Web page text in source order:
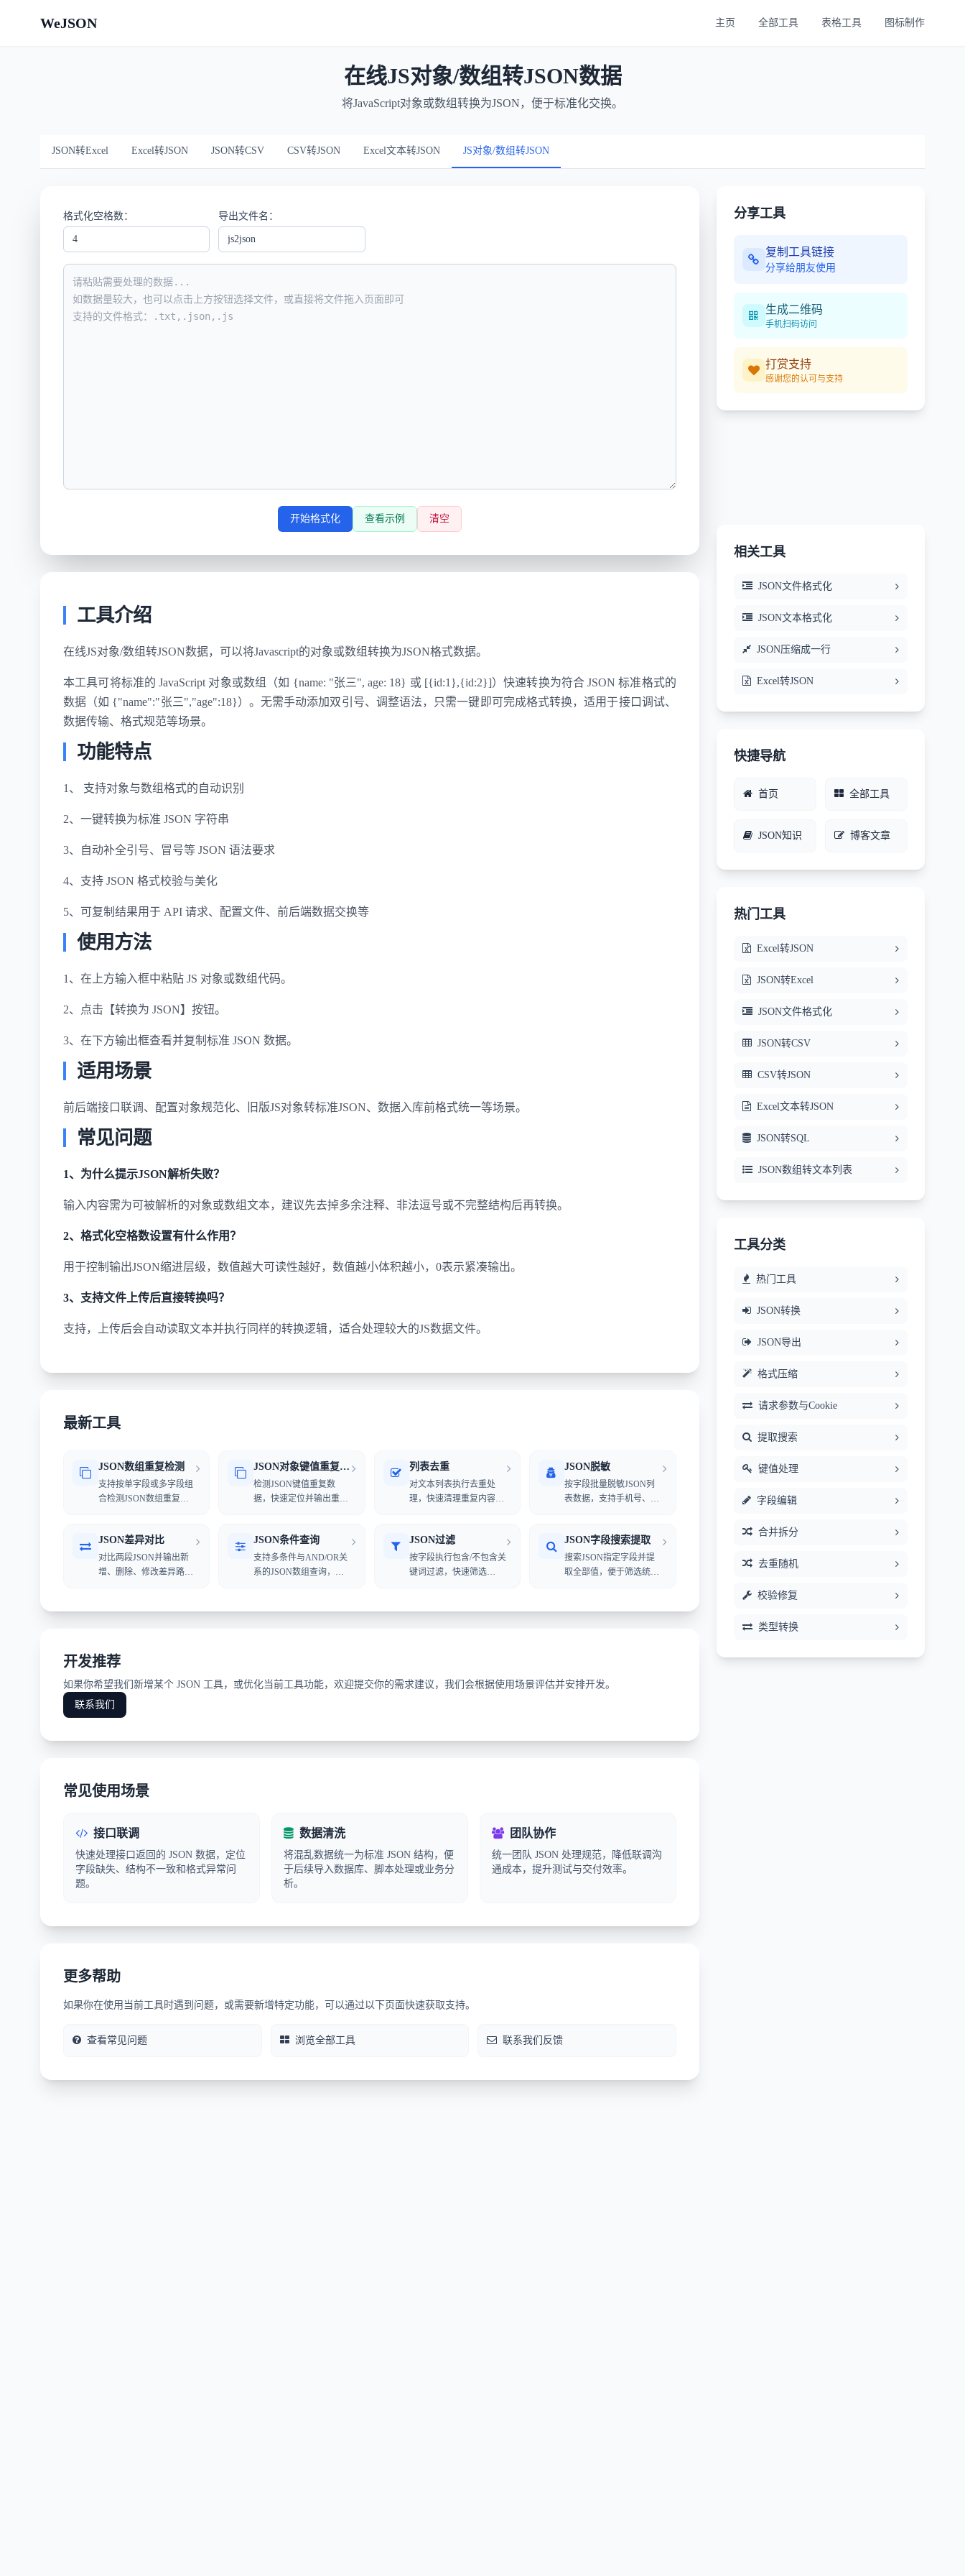
WeJSON 主页 全部工具 表格工具 图标制作
在线JS对象/数组转JSON数据
将JavaScript对象或数组转换为JSON，便于标准化交换。
JSON转Excel Excel转JSON JSON转CSV CSV转JSON Excel文本转JSON JS对象/数组转JSON
格式化空格数： 导出文件名：
开始格式化 查看示例 清空
工具介绍
在线JS对象/数组转JSON数据，可以将Javascript的对象或数组转换为JSON格式数据。
本工具可将标准的 JavaScript 对象或数组（如 {name: "张三", age: 18} 或 [{id:1},{id:2}]）快速转换为符合 JSON 标准格式的
数据（如 {"name":"张三","age":18}）。无需手动添加双引号、调整语法，只需一键即可完成格式转换，适用于接口调试、
数据传输、格式规范等场景。
功能特点
1、 支持对象与数组格式的自动识别
2、一键转换为标准 JSON 字符串
3、自动补全引号、冒号等 JSON 语法要求
4、支持 JSON 格式校验与美化
5、可复制结果用于 API 请求、配置文件、前后端数据交换等
使用方法
1、在上方输入框中粘贴 JS 对象或数组代码。
2、点击【转换为 JSON】按钮。
3、在下方输出框查看并复制标准 JSON 数据。
适用场景
前后端接口联调、配置对象规范化、旧版JS对象转标准JSON、数据入库前格式统一等场景。
常见问题
1、为什么提示JSON解析失败？
输入内容需为可被解析的对象或数组文本，建议先去掉多余注释、非法逗号或不完整结构后再转换。
2、格式化空格数设置有什么作用？
用于控制输出JSON缩进层级，数值越大可读性越好，数值越小体积越小，0表示紧凑输出。
3、支持文件上传后直接转换吗？
支持，上传后会自动读取文本并执行同样的转换逻辑，适合处理较大的JS数据文件。
最新工具
JSON数组重复检测
支持按单字段或多字段组
合检测JSON数组重复数
JSON对象键值重复检测
检测JSON键值重复数
据，快速定位并输出重复
列表去重
对文本列表执行去重处
理，快速清理重复内容并
JSON脱敏
按字段批量脱敏JSON列
表数据，支持手机号、邮
JSON差异对比
对比两段JSON并输出新
增、删除、修改差异路径
JSON条件查询
支持多条件与AND/OR关
系的JSON数组查询，快
JSON过滤
按字段执行包含/不包含关
键词过滤，快速筛选
JSON字段搜索提取
搜索JSON指定字段并提
取全部值，便于筛选统计
开发推荐
如果你希望我们新增某个 JSON 工具，或优化当前工具功能，欢迎提交你的需求建议，我们会根据使用场景评估并安排开发。
联系我们
常见使用场景
接口联调
快速处理接口返回的 JSON 数据，定位
字段缺失、结构不一致和格式异常问
题。
数据清洗
将混乱数据统一为标准 JSON 结构，便
于后续导入数据库、脚本处理或业务分
析。
团队协作
统一团队 JSON 处理规范，降低联调沟
通成本，提升测试与交付效率。
更多帮助
如果你在使用当前工具时遇到问题，或需要新增特定功能，可以通过以下页面快速获取支持。
查看常见问题 浏览全部工具 联系我们反馈
分享工具
复制工具链接
分享给朋友使用
生成二维码
手机扫码访问
打赏支持
感谢您的认可与支持
相关工具
JSON文件格式化
JSON文本格式化
JSON压缩成一行
Excel转JSON
快捷导航
首页 全部工具
JSON知识 博客文章
热门工具
Excel转JSON
JSON转Excel
JSON文件格式化
JSON转CSV
CSV转JSON
Excel文本转JSON
JSON转SQL
JSON数组转文本列表
工具分类
热门工具
JSON转换
JSON导出
格式压缩
请求参数与Cookie
提取搜索
键值处理
字段编辑
合并拆分
去重随机
校验修复
类型转换